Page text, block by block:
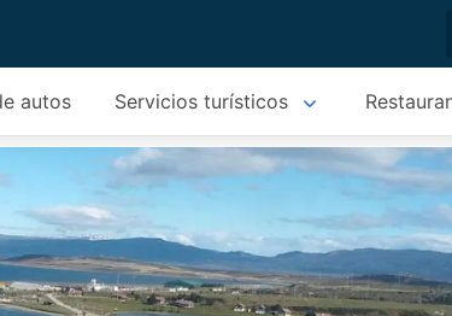
autos Servicios turísticos